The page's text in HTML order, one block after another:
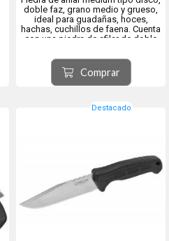
doble faz, grano medio y grueso,
ideal para guadañas, hoces,
hachas, cuchillos de faena. Cuenta
con una piedra de afilar de doble
F120) y otro fino (grano F280).
Diámetro: 7.6cm
Altura: 2.5cm
Comprar
Destacado